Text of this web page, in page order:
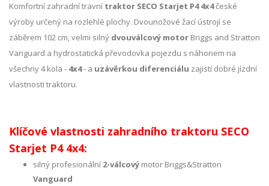
Komfortní zahradní travní traktor SECO Starjet P4 4x4české
výroby určený na rozlehlé plochy. Dvounožové žací ústrojí se
záběrem 102 cm, velmi silný dvouválcový motor Briggs and Stratton
Vanguard a hydrostatická převodovka pojezdu s náhonem na
všechny 4 kola - 4x4- a uzávěrkou diferenciálu zajistí dobré jízdní
vlastnosti traktoru.
Klíčové vlastnosti zahradního traktoru SECO
Starjet P4 4x4:
silný profesionální 2-válcový motor Briggs&Stratton
Vanguard